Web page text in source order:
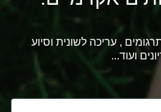
, עריכה לשונית וסיוע
ועוד...